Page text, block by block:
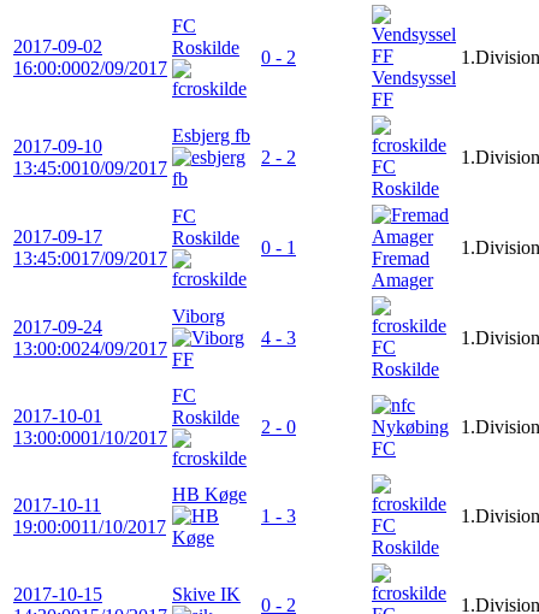
2017-09-02
16:00:0002/09/2017
FC
Roskilde
0 - 2
Vendsyssel
FF
1.Division
2017-09-10
13:45:0010/09/2017
Esbjerg fb
2 - 2
FC
Roskilde
1.Division
2017-09-17
13:45:0017/09/2017
FC
Roskilde
0 - 1
Fremad
Amager
1.Division
2017-09-24
13:00:0024/09/2017
Viborg
4 - 3
FC
Roskilde
1.Division
2017-10-01
13:00:0001/10/2017
FC
Roskilde
2 - 0
Nykøbing
FC
1.Division
2017-10-11
19:00:0011/10/2017
HB Køge
1 - 3
FC
Roskilde
1.Division
2017-10-15
Skive IK
0 - 2 1.Division